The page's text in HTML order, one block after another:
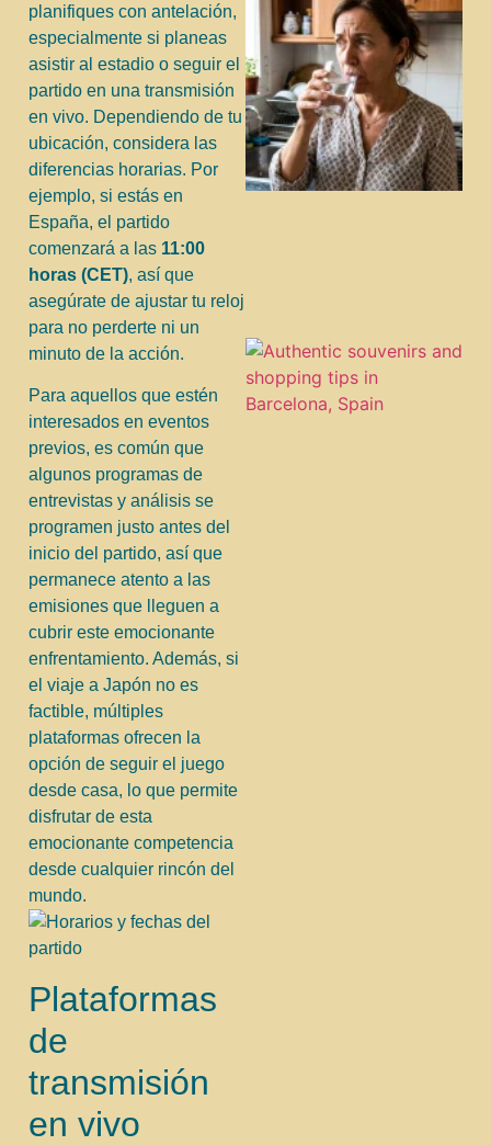
planifiques con antelación,
especialmente si planeas
asistir al estadio o seguir el
partido en una transmisión
en vivo. Dependiendo de tu
ubicación, considera las
diferencias horarias. Por
ejemplo, si estás en
España, el partido
comenzará a las 11:00
horas (CET), así que
asegúrate de ajustar tu reloj
para no perderte ni un
minuto de la acción.
Para aquellos que estén
interesados en eventos
previos, es común que
algunos programas de
entrevistas y análisis se
programen justo antes del
inicio del partido, así que
permanece atento a las
emisiones que lleguen a
cubrir este emocionante
enfrentamiento. Además, si
el viaje a Japón no es
factible, múltiples
plataformas ofrecen la
opción de seguir el juego
desde casa, lo que permite
disfrutar de esta
emocionante competencia
desde cualquier rincón del
mundo.
Plataformas
de
transmisión
en vivo